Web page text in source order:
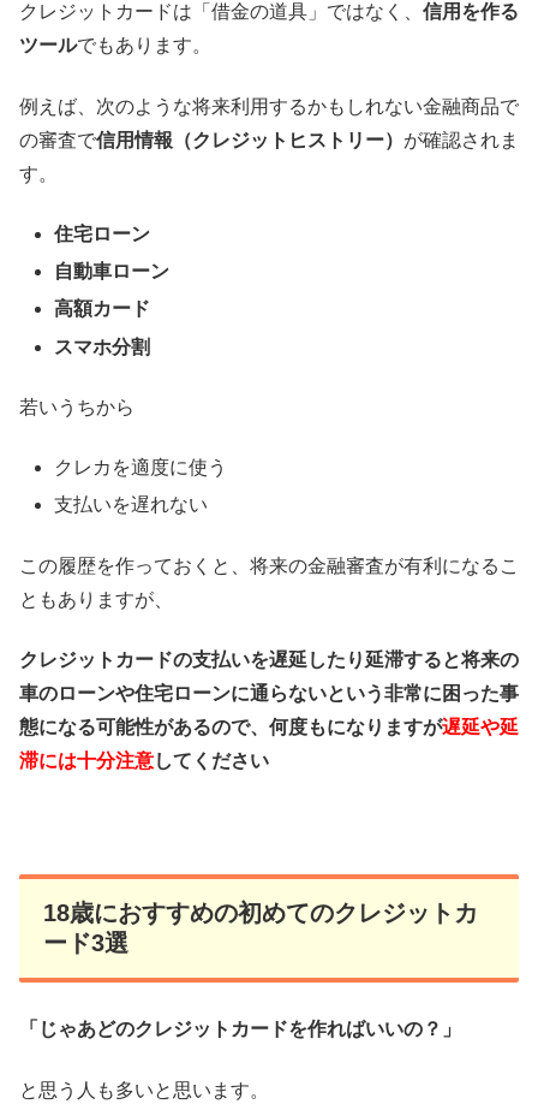
クレジットカードは「借金の道具」ではなく、 信用を作る
ツールでもあります。
例えば、次のような将来利用するかもしれない金融商品で
の審査で信用情報（クレジットヒストリー） が確認されま
す。
住宅ローン
自動車ローン
高額カード
スマホ分割
若いうちから
クレカを適度に使う
支払いを遅れない
この履歴を作っておくと、将来の金融審査が有利になるこ
ともありますが、
クレジットカードの支払いを遅延したり延滞すると将来の
車のローンや住宅ローンに通らないという非常に困った事
態になる可能性があるので、何度もになりますが遅延や延
滞には十分注意してください
18歳におすすめの初めてのクレジットカ
ード3選
「じゃあどのクレジットカードを作ればいいの？」
と思う人も多いと思います。